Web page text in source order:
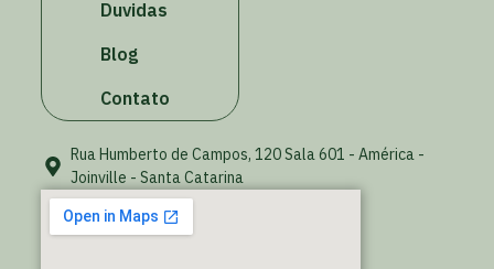
Duvidas
Blog
Contato
Rua Humberto de Campos, 120 Sala 601 - América -
Joinville - Santa Catarina